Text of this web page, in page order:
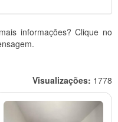
informações? Clique no
Visualizações: 1778